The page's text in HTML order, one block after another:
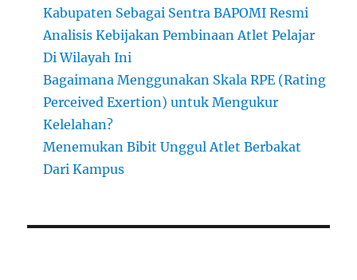
Kabupaten Sebagai Sentra BAPOMI Resmi
Analisis Kebijakan Pembinaan Atlet Pelajar
Di Wilayah Ini
Bagaimana Menggunakan Skala RPE (Rating
Perceived Exertion) untuk Mengukur
Kelelahan?
Menemukan Bibit Unggul Atlet Berbakat
Dari Kampus